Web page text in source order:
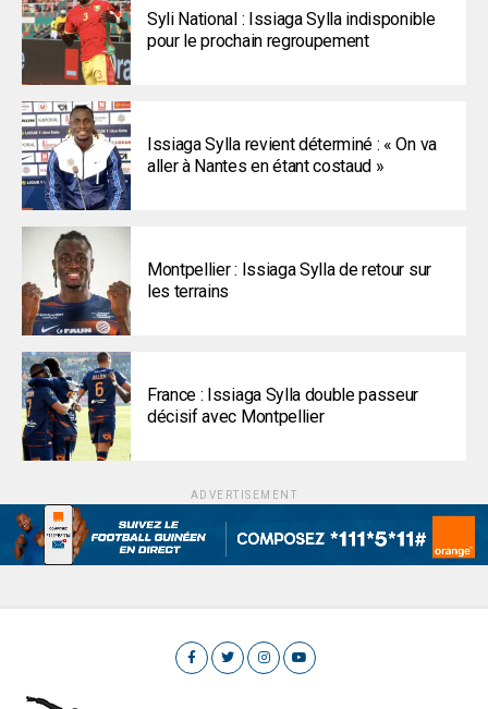
Syli National : Issiaga Sylla indisponible
pour le prochain regroupement
Issiaga Sylla revient déterminé : « On va
aller à Nantes en étant costaud »
Montpellier : Issiaga Sylla de retour sur
les terrains
France : Issiaga Sylla double passeur
décisif avec Montpellier
ADVERTISEMENT